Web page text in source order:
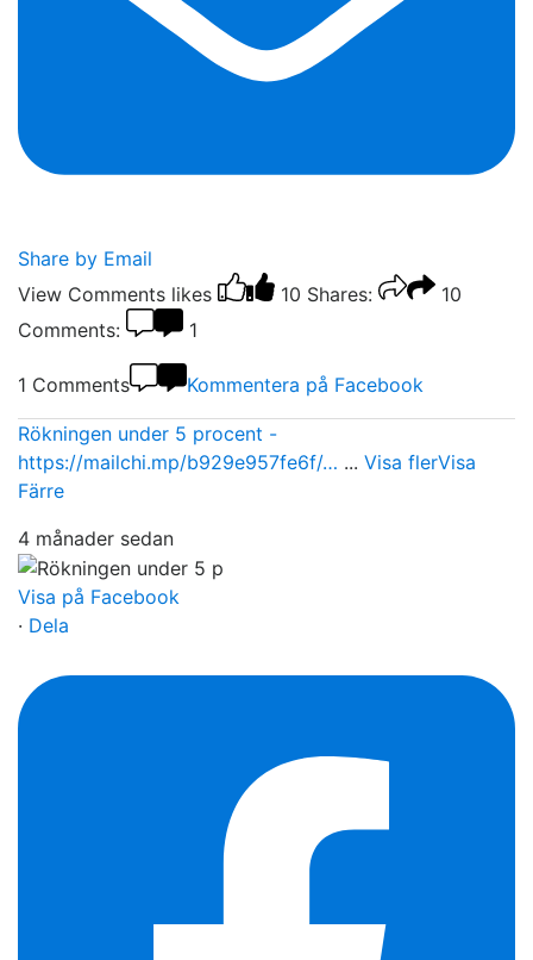
Share by Email
View Comments likes 10 Shares:
10
Comments:
1
1 Comments Kommentera på Facebook
Rökningen under 5 procent -
https://mailchi.mp/b929e957fe6f/… ... Visa flerVisa
Färre
4 månader sedan
Visa på Facebook
· Dela